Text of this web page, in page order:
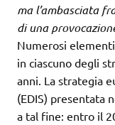
ma l’ambasciata
di una
Numerosi
in ciascuno degli
anni. La strategia
(EDIS) presentata
a tal fine: entro il